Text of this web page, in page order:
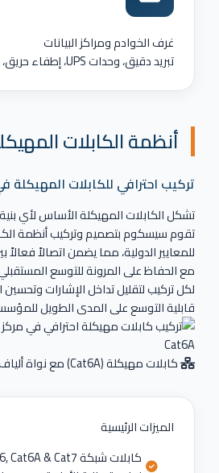
غرف الخوادم ومراكز البيانات
تبريد دقيق، وحدات UPS، إطفاء حريق، تحكم دخول.
أنظمة الكابلات
تركيب احترافي للكابلات
تشكل الكابلات المهيكلة الأساس لأي
تقوم سيسكوم بتصميم وتركيب أنظمة
للمعايير الدولية، مما يضمن اتصالاً
مع الحفاظ على المرونة للتوسع
لكل تركيب لتقليل تداخل الإشارات
قابلية التوسع على المدى الطويل
كابلات مهيكلة (Cat6A) مع نواة ألياف ضوئية في القاهرة
الميزات الرئيسية